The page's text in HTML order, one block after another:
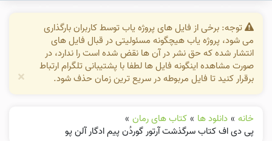
توجه: برخی از فایل های پروژه یاب توسط کاربران بارگذاری
می شود، پروژه یاب هیچگونه مسئولیتی در قبال فایل های
انتشار شده که حق نشر در آن ها نقض شده است را ندارد، در
صورت مشاهده اینگونه فایل ها لطفا با پشتیبانی تلگرام ارتباط
برقرار کنید تا فایل مربوطه در سریع ترین زمان حذف شود.
×
خانه » دانلود ها » کتاب های رمان »
پی دی اف کتاب سرگذشت آرتور گوردُن پیم ادگار آلن‌ پو